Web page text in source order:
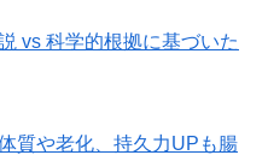
vs 科学的根拠に基づいた
質や老化、持久力UPも腸